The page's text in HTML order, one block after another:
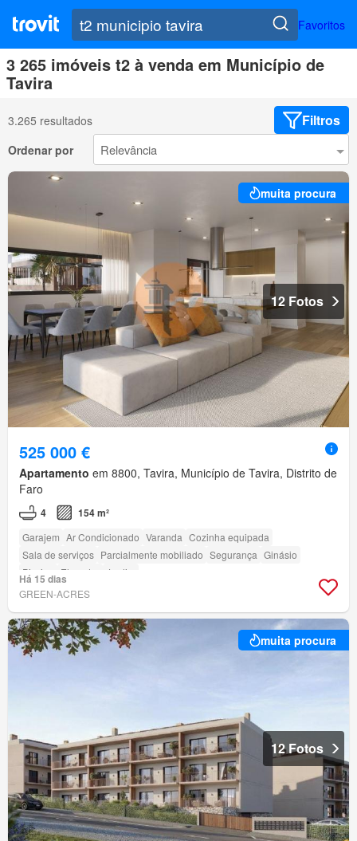
Favoritos
3 265 imóveis t2 à venda em Município de
Tavira
3.265 resultados Filtros
Ordenar por
muita procura
12 Fotos
525 000 €
Apartamento em 8800, Tavira, Município de Tavira, Distrito de
Faro
4 154 m²
Garajem Ar Condicionado Varanda Cozinha equipada
Sala de serviços Parcialmente mobiliado Segurança Ginásio
Piscina
Elevador Jardim
Há 15 dias
GREEN-ACRES
muita procura
12 Fotos